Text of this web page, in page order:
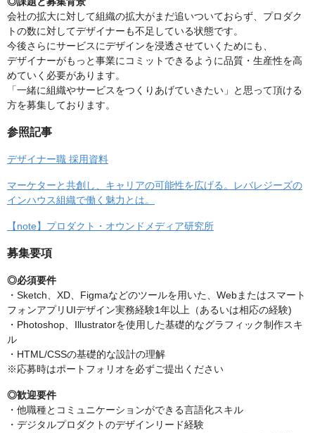
会社の拡大に対して組織の拡大がまだ追いついておらず、プロダク
トの数に対してデザイナーも不足している状態です。
今後さらにサービスにデザインを浸透させていくためにも、
デザイナーがもっと事業にコミットできるように品質・生産性を高
めていく必要があります。
「一緒に組織やサービスをつくりあげていきたい」と思って頂ける
方を募集しております。
参照記事
デザイナー職 採用資料
マーケターと共創し、キャリアの可能性を広げる。レバレジーズの
インハウス組織で働く魅力とは。
【note】プロダクト・オウンドメディア研究所
募集要項
◎必須要件
・Sketch、XD、Figmaなどのツールを用いた、Webまたはスマート
フォンアプリUIデザイン実務経験1年以上（あるいは相応の経験)
・Photoshop、Illustratorを使用した基礎的なグラフィック制作スキ
ル
・HTML/CSSの基礎的な設計の理解
※応募時はポートフォリオを必ずご提出ください
◎歓迎要件
・他職種とコミュニケーションができる言語化スキル
・デジタルプロダクトのデザインリード経験